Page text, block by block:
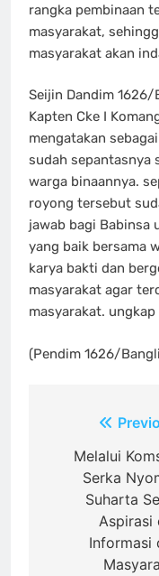
rangka pembinaan
masyarakat,
masyarakat akan
Seijin Dandim
Kapten Cke I
mengatakan
sudah sepantasnya
warga binaannya.
royong tersebut
jawab bagi Babinsa
yang baik bersama
karya bakti dan
masyarakat agar
masyarakat. ungkap
(Pendim 1626/
Navigasi
posMelalui
Serka
Suharta
Aspirasi
Informasi